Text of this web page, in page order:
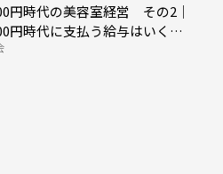
室経営 その2｜
給与はいくら
時給
時給